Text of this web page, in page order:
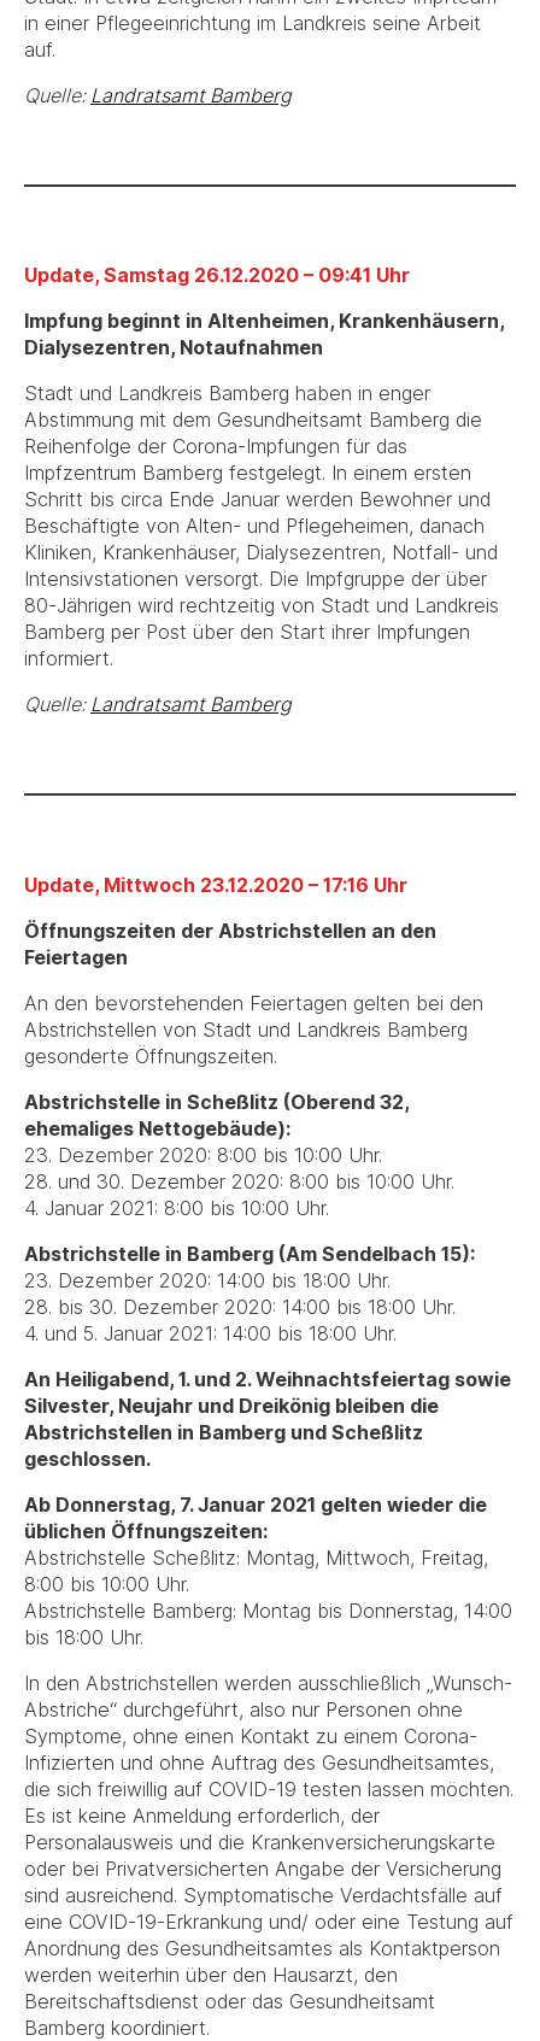
in einer Pflegeeinrichtung im Landkreis seine Arbeit
auf.
Quelle: Landratsamt Bamberg
Update, Samstag 26.12.2020 – 09:41 Uhr
Impfung beginnt in Altenheimen, Krankenhäusern,
Dialysezentren, Notaufnahmen
Stadt und Landkreis Bamberg haben in enger
Abstimmung mit dem Gesundheitsamt Bamberg die
Reihenfolge der Corona-Impfungen für das
Impfzentrum Bamberg festgelegt. In einem ersten
Schritt bis circa Ende Januar werden Bewohner und
Beschäftigte von Alten- und Pflegeheimen, danach
Kliniken, Krankenhäuser, Dialysezentren, Notfall- und
Intensivstationen versorgt. Die Impfgruppe der über
80-Jährigen wird rechtzeitig von Stadt und Landkreis
Bamberg per Post über den Start ihrer Impfungen
informiert.
Quelle: Landratsamt Bamberg
Update, Mittwoch 23.12.2020 – 17:16 Uhr
Öffnungszeiten der Abstrichstellen an den
Feiertagen
An den bevorstehenden Feiertagen gelten bei den
Abstrichstellen von Stadt und Landkreis Bamberg
gesonderte Öffnungszeiten.
Abstrichstelle in Scheßlitz (Oberend 32,
ehemaliges Nettogebäude):
23. Dezember 2020: 8:00 bis 10:00 Uhr.
28. und 30. Dezember 2020: 8:00 bis 10:00 Uhr.
4. Januar 2021: 8:00 bis 10:00 Uhr.
Abstrichstelle in Bamberg (Am Sendelbach 15):
23. Dezember 2020: 14:00 bis 18:00 Uhr.
28. bis 30. Dezember 2020: 14:00 bis 18:00 Uhr.
4. und 5. Januar 2021: 14:00 bis 18:00 Uhr.
An Heiligabend, 1. und 2. Weihnachtsfeiertag sowie
Silvester, Neujahr und Dreikönig bleiben die
Abstrichstellen in Bamberg und Scheßlitz
geschlossen.
Ab Donnerstag, 7. Januar 2021 gelten wieder die
üblichen Öffnungszeiten:
Abstrichstelle Scheßlitz: Montag, Mittwoch, Freitag,
8:00 bis 10:00 Uhr.
Abstrichstelle Bamberg: Montag bis Donnerstag, 14:00
bis 18:00 Uhr.
In den Abstrichstellen werden ausschließlich „Wunsch-
Abstriche“ durchgeführt, also nur Personen ohne
Symptome, ohne einen Kontakt zu einem Corona-
Infizierten und ohne Auftrag des Gesundheitsamtes,
die sich freiwillig auf COVID-19 testen lassen möchten.
Es ist keine Anmeldung erforderlich, der
Personalausweis und die Krankenversicherungskarte
oder bei Privatversicherten Angabe der Versicherung
sind ausreichend. Symptomatische Verdachtsfälle auf
eine COVID-19-Erkrankung und/ oder eine Testung auf
Anordnung des Gesundheitsamtes als Kontaktperson
werden weiterhin über den Hausarzt, den
Bereitschaftsdienst oder das Gesundheitsamt
Bamberg koordiniert.